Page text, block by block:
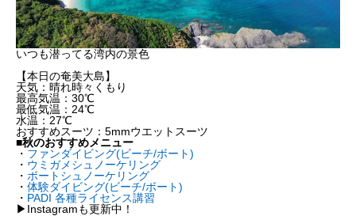
いつも潜ってる湾内の景色
【本日の奄美大島】
天気：晴れ時々くもり
最高気温：30℃
最低気温：24℃
水温：27℃
おすすめスーツ：5mmウエットスーツ
■秋のおすすめメニュー
・ ファンダイビング(ビーチ/ボート)
・ ウミガメシュノーケリング
・ ボートシュノーケリング
・ 体験ダイビング(ビーチ/ボート)
・ PADI 各種ライセンス講習
▶︎Instagramも更新中！